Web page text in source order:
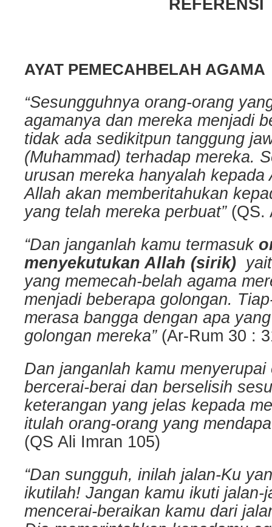
REFERENSI
AYAT PEMECAHBELAH AGAMA
“Sesungguhnya orang-orang
agamanya dan mereka menjadi
tidak ada sedikitpun tanggung
(Muhammad) terhadap mereka.
urusan mereka hanyalah kepada
Allah akan memberitahukan
yang telah mereka perbuat”(QS.
“Dan janganlah kamu termasuk
menyekutukan Allah (sirik)
yang memecah-belah agama
menjadi beberapa golongan.
merasa bangga dengan apa
golongan mereka”(Ar-Rum 30 :
Dan janganlah kamu
bercerai-berai dan berselisih
keterangan yang jelas kepada
itulah orang-orang yang
(QS Ali Imran 105)
“Dan sungguh, inilah jalan-Ku
ikutilah! Jangan kamu ikuti jalan-
mencerai-beraikan kamu dari